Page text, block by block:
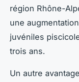
région Rhône-
une
juvéniles
trois ans.
Un autre